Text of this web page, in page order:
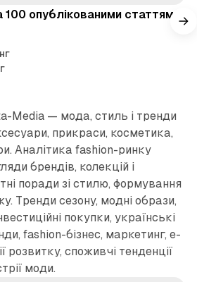
опублікованими статтями
Media — мода, стиль і тренди
прикраси, косметика,
Аналітика fashion-ринку
брендів, колекцій і
поради зі стилю, формування
Тренди сезону, модні образи,
покупки, українські
fashion-бізнес, маркетинг, e-
розвитку, споживчі тенденції
моди.